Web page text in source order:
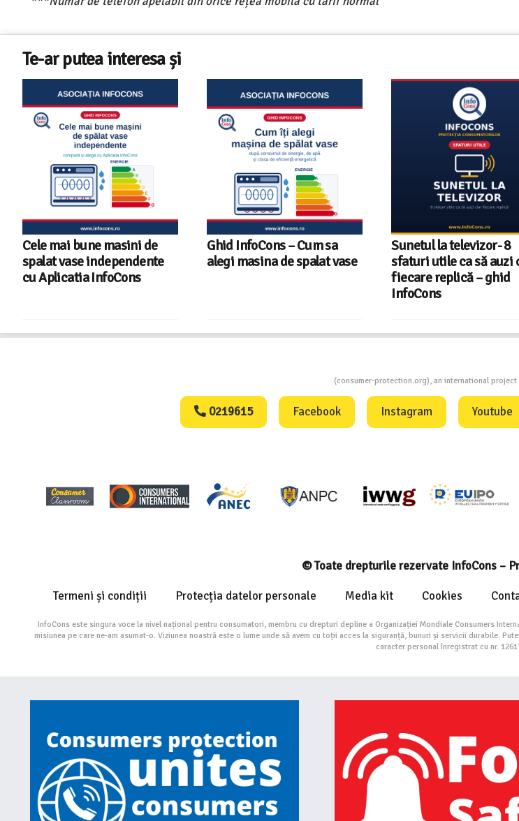
Te-ar putea interesa și
Cele mai bune masini de
spalat vase independente
cu Aplicatia InfoCons
Ghid InfoCons – Cum sa
alegi masina de spalat vase
Sunetul la televizor- 8
sfaturi utile ca să auzi
fiecare replică – ghid
InfoCons
(consumer-protection.org), an international
0219615 Facebook Instagram Youtube
© Toate drepturile rezervate InfoCons –
Termeni și condiții Protecția datelor personale Media kit Cookies
InfoCons este singura voce la nivel național pentru consumatori, membru cu drepturi depline a Organizației Mondiale Consumers
misiunea pe care ne-am asumat-o. Viziunea noastră este o lume unde să avem cu toții acces la siguranță, bunuri și servicii durabile.
caracter personal înregistrat cu nr.